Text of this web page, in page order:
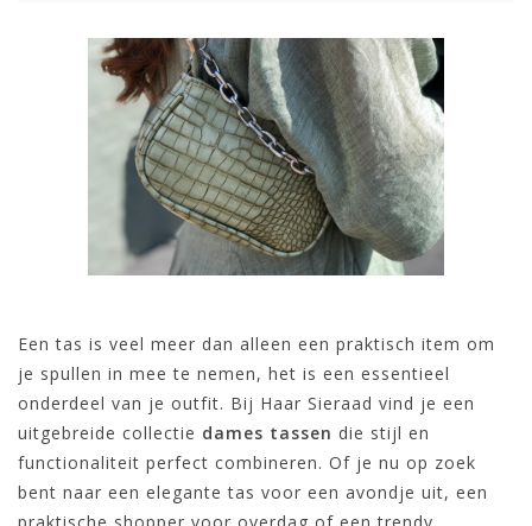
Een tas is veel meer dan alleen een praktisch item om
je spullen in mee te nemen, het is een essentieel
onderdeel van je outfit. Bij Haar Sieraad vind je een
uitgebreide collectie dames tassen die stijl en
functionaliteit perfect combineren. Of je nu op zoek
bent naar een elegante tas voor een avondje uit, een